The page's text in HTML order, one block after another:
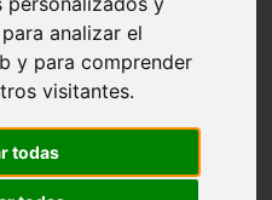
analizar el
y para comprender
visitantes.
todas